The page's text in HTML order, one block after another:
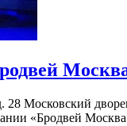
28 Московский
«Бродвей